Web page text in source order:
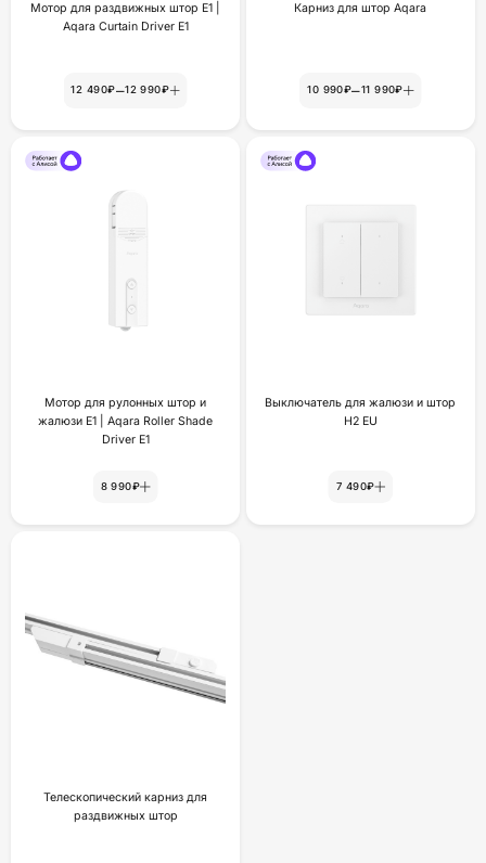
Мотор для раздвижных штор Е1 |
Aqara Curtain Driver E1
12 490₽–12 990₽
Карниз для штор Aqara
10 990₽–11 990₽
Мотор для рулонных штор и
жалюзи Е1 | Aqara Roller Shade
Driver E1
8 990₽
Выключатель для жалюзи и штор
H2 EU
7 490₽
Телескопический карниз для
раздвижных штор